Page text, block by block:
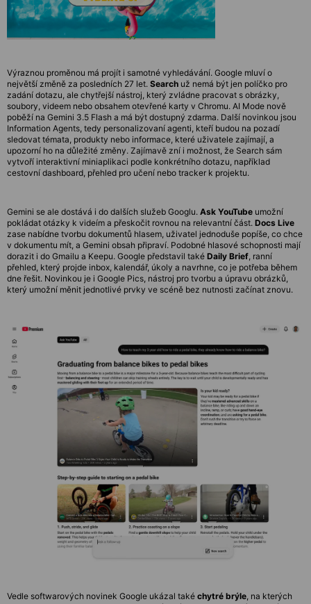
Výraznou proměnou má projít i samotné vyhledávání. Google mluví o
největší změně za posledních 27 let. Search už nemá být jen políčko pro
zadání dotazu, ale chytřejší nástroj, který zvládne pracovat s obrázky,
soubory, videem nebo obsahem otevřené karty v Chromu. AI Mode nově
poběží na Gemini 3.5 Flash a má být dostupný zdarma. Další novinkou jsou
Information Agents, tedy personalizovaní agenti, kteří budou na pozadí
sledovat témata, produkty nebo informace, které uživatele zajímají, a
upozorní ho na důležité změny. Zajímavě zní i možnost, že Search sám
vytvoří interaktivní miniaplikaci podle konkrétního dotazu, například
cestovní dashboard, přehled pro učení nebo tracker k projektu.
Gemini se ale dostává i do dalších služeb Googlu. Ask YouTube umožní
pokládat otázky k videím a přeskočit rovnou na relevantní část. Docs Live
zase nabídne tvorbu dokumentů hlasem, uživatel jednoduše popíše, co chce
v dokumentu mít, a Gemini obsah připraví. Podobné hlasové schopnosti mají
dorazit i do Gmailu a Keepu. Google představil také Daily Brief, ranní
přehled, který projde inbox, kalendář, úkoly a navrhne, co je potřeba během
dne řešit. Novinkou je i Google Pics, nástroj pro tvorbu a úpravu obrázků,
který umožní měnit jednotlivé prvky ve scéně bez nutnosti začínat znovu.
Vedle softwarových novinek Google ukázal také chytré brýle , na kterých